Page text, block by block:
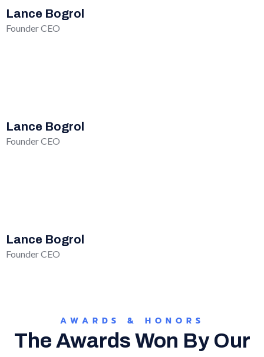
Lance Bogrol
Founder CEO
Lance Bogrol
Founder CEO
Lance Bogrol
Founder CEO
AWARDS & HONORS
The Awards Won By Our